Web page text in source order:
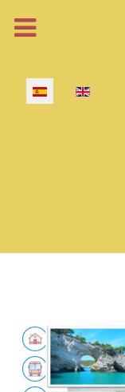
Seleccione su